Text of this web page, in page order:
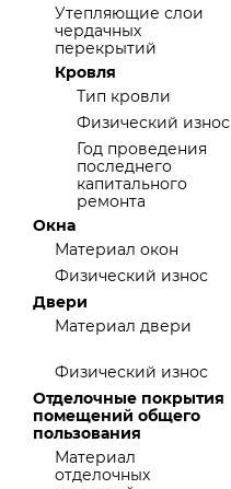
Утепляющие слои
чердачных
перекрытий
Кровля
Тип кровли
Физический износ
Год проведения
последнего
капитального
ремонта
Окна
Материал окон
Физический износ
Двери
Материал двери
Физический износ
Отделочные покрытия
помещений общего
пользования
Материал
отделочных